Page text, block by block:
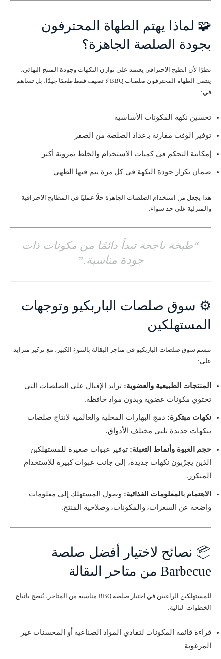
🧩 لماذا يهتم الطهاة المحترفون
بجودة الصلصة الجاهزة؟
نظرًا لأن الطبخ الاحترافي يعتمد على توازن النكهات وجودة المنتج النهائي،
ينتقي الطهاة المحترفون صلصات BBQ لا تضيف فقط طعمًا جيدًا، بل تساهم
في:
تحسين نكهة المكونات الأساسية
توفير الوقت مقارنة بإعداد الصلصة من الصفر
إمكانية التحكم في كميات الاستخدام والخلط بمرونة أكبر
ضمان تكرار جودة النكهة في كل مرة يتم فيها الطهي
هذا يجعل من استخدام الصلصات الجاهزة حلًا عمليًا في المطابخ الاحترافية
والمنزلية على حد سواء.
“طبخة ناجحة تبدأ دائمًا من مكونات ذات
جودة مناسبة.”
⚙️ سوق صلصات الباربكيو وتوجهات
المستهلكين
تتسم سوق صلصات الباربكيو في متاجر البقالة بالتنوع الكبير، مع تركيز متزايد
على:
المنتجات الطبيعية والعضوية: تزايد الإقبال على الصلصات التي
تحتوي مكونات عضوية وبدون مواد حافظة.
نكهات مبتكرة: دمج البهارات المحلية والعالمية لإنتاج صلصات
بنكهات جديدة تلبي مختلف الأذواق.
حجم العبوة وأنماط التعبئة: توفير عبوات صغيرة للمستهلكين
الذين يجرّبون نكهات جديدة، إلى جانب عبوات كبيرة للاستخدام
المتكرر.
الاهتمام بالمعلومات الغذائية: وصول المستهلك إلى معلومات
واضحة عن السعرات، والمكونات، وصلاحية المنتج.
📦 نصائح لاختيار أفضل صلصة
Barbecue من متاجر البقالة
للمستهلكين الراغبين في اختيار صلصة BBQ مناسبة من المتاجر، يُنصح باتباع
الخطوات التالية:
قراءة قائمة المكونات لتفادي المواد الصناعية أو المحسنات غير
المرغوبة